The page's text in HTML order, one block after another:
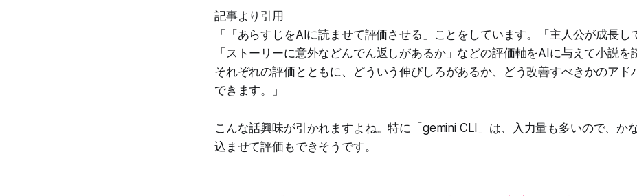
記事より引用
「「あらすじをAIに読ませて評価させる」ことをしています。「主人公が成長し
「ストーリーに意外などんでん返しがあるか」などの評価軸をAIに与えて小説を
それぞれの評価とともに、どういう伸びしろがあるか、どう改善すべきかのアド
できます。」
こんな話興味が引かれますよね。特に「gemini CLI」は、入力量も多いので、か
込ませて評価もできそうです。